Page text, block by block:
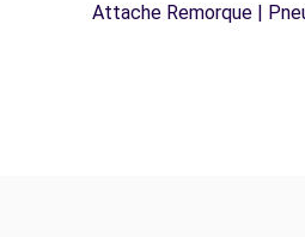
Attache Remorque |